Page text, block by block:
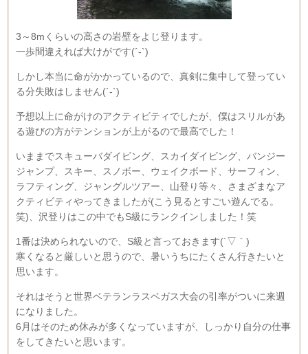
3～8mくらいの高さの岩壁をよじ登ります。
一歩間違えれば大けがです(´-`)
しかし本当に命がかかっているので、真剣に集中して登ってい
る分失敗はしません(´-`)
予想以上に命がけのアクティビティでしたが、僕はスリルがあ
る遊びの方がテンションが上がるので最高でした！
いままでスキューバダイビング、スカイダイビング、バンジー
ジャンプ、スキー、スノボー、ウェイクボード、サーフィン、
ラフティング、ジャングルツアー、山登り等々、さまざまなア
クティビティやってきましたが(こう見るとすごい遊んでる。
笑)、沢登りはこの中でもS級にランクインしました！笑
1番は決められないので、S級と言っておきます(´▽｀)
寒くなると厳しいと思うので、暑いうちにたくさん行きたいと
思います。
それはそうと世界ベテランラスベガス大会の引率がついに来週
になりました。
6月はそのため休みが多くなっていますが、しっかり自分の仕事
をしてきたいと思います。